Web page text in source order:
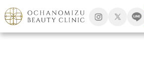
TOP アートメイク